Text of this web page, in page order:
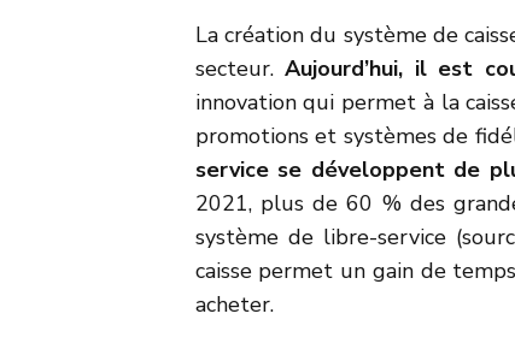
La création du système de
secteur.Aujourd’hui, il est
innovation qui permet à la
promotions et systèmes de
service se développent de
2021, plus de 60 % des
système de libre-service
caisse permet un gain de
acheter.